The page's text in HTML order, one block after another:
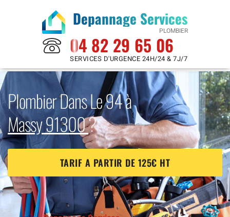
Depannage Services
PLOMBIER
04 82 29 65 06
SERVICES D'URGENCE 24H/24 & 7J/7
Plombier Dans Le 94 à
Massy 91300?
TARIF A PARTIR DE 125€ HT